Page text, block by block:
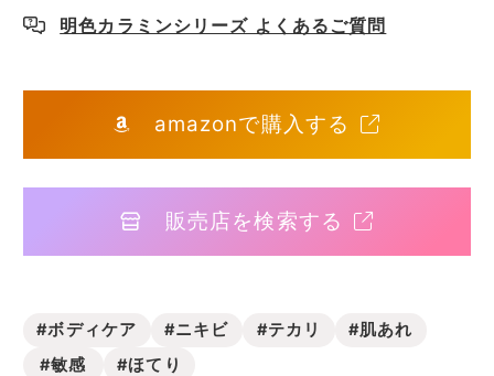
明色カラミンシリーズ よくあるご質問
amazonで購入する
販売店を検索する
#ボディケア #ニキビ #テカリ
#肌あれ
#敏感
#ほてり